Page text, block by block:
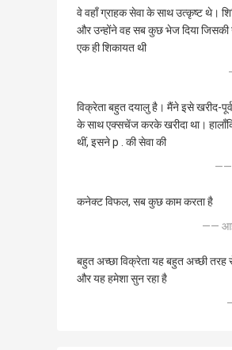
वे वहाँ ग्राहक सेवा के साथ उत्कृष्ट थे।
और उन्होंने वह सब कुछ भेज दिया जिसकी
एक ही शिकायत थी
विक्रेता बहुत दयालु है। मैंने इसे खरीद-
के साथ एक्सचेंज करके खरीदा था।
थीं, इसने p . की सेवा की
——
कनेक्ट विफल, सब कुछ काम करता है
——
बहुत अच्छा विक्रेता यह बहुत अच्छी तरह
और यह हमेशा सुन रहा है